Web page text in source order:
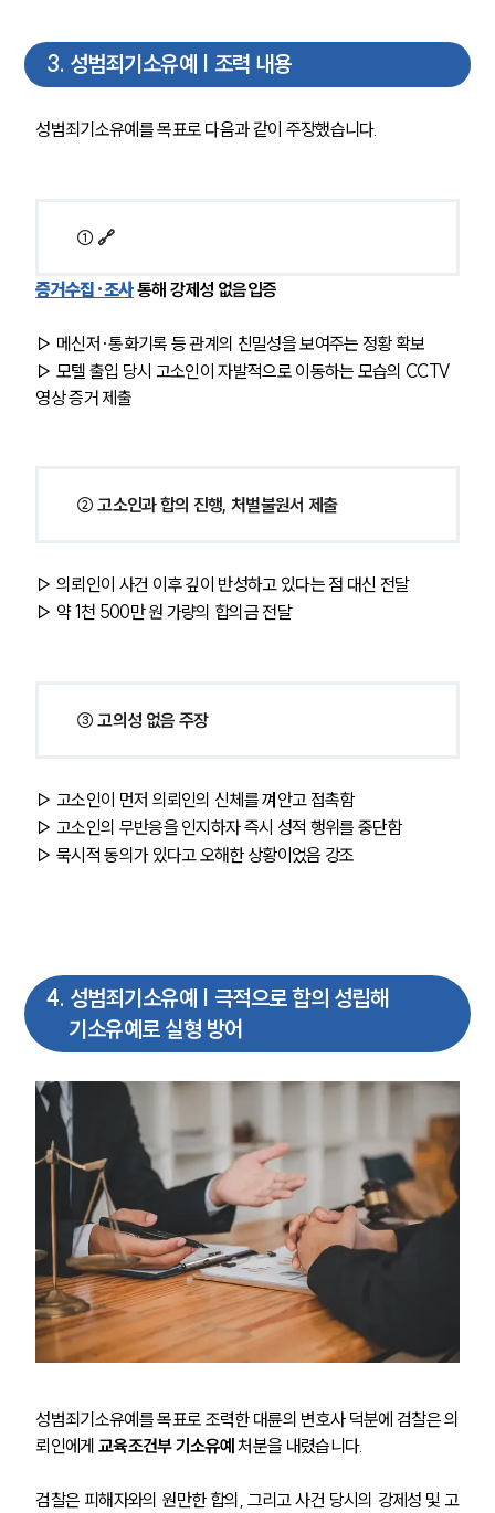
팀소개
팀소개
대륜의 강점
오시는 길
글로벌 파트너 로펌
고객의 소리
통합검색
AI대륜
업무사례
주요 업무사례
사례분석/최신동향
법률정보
고객후기
3. 성범죄기소유예 | 조력 내용
성범죄기소유예를 목표로 다음과 같이 주장했습니다.
① 🔗
증거수집·조사 통해 강제성 없음입증
▷ 메신저·통화기록 등 관계의 친밀성을 보여주는 정황 확보
▷ 모텔 출입 당시 고소인이 자발적으로 이동하는 모습의 CCTV
영상 증거 제출
② 고소인과 합의 진행, 처벌불원서 제출
▷ 의뢰인이 사건 이후 깊이 반성하고 있다는 점 대신 전달
▷ 약 1천 500만 원 가량의 합의금 전달
③ 고의성 없음 주장
▷ 고소인이 먼저 의뢰인의 신체를 껴안고 접촉함
▷ 고소인의 무반응을 인지하자 즉시 성적 행위를 중단함
▷ 묵시적 동의가 있다고 오해한 상황이었음 강조
4. 성범죄기소유예 | 극적으로 합의 성립해
기소유예로 실형 방어
성범죄기소유예를 목표로 조력한 대륜의 변호사 덕분에 검찰은 의
뢰인에게 교육조건부 기소유예 처분을 내렸습니다.
검찰은 피해자와의 원만한 합의, 그리고 사건 당시의 강제성 및 고